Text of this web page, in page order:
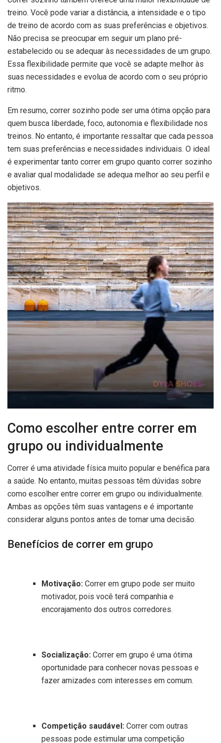
treino. Você pode variar a distância, a intensidade e o tipo
de treino de acordo com as suas preferências e objetivos.
Não precisa se preocupar em seguir um plano pré-
estabelecido ou se adequar às necessidades de um grupo.
Essa flexibilidade permite que você se adapte melhor às
suas necessidades e evolua de acordo com o seu próprio
ritmo.
Em resumo, correr sozinho pode ser uma ótima opção para
quem busca liberdade, foco, autonomia e flexibilidade nos
treinos. No entanto, é importante ressaltar que cada pessoa
tem suas preferências e necessidades individuais. O ideal
é experimentar tanto correr em grupo quanto correr sozinho
e avaliar qual modalidade se adequa melhor ao seu perfil e
objetivos.
Como escolher entre correr em
grupo ou individualmente
Correr é uma atividade física muito popular e benéfica para
a saúde. No entanto, muitas pessoas têm dúvidas sobre
como escolher entre correr em grupo ou individualmente.
Ambas as opções têm suas vantagens e é importante
considerar alguns pontos antes de tomar uma decisão.
Benefícios de correr em grupo
Motivação:Correr em grupo pode ser muito
motivador, pois você terá companhia e
encorajamento dos outros corredores.
Socialização:Correr em grupo é uma ótima
oportunidade para conhecer novas pessoas e
fazer amizades com interesses em comum.
Competição saudável:Correr com outras
pessoas pode estimular uma competição